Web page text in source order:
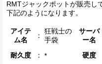
RMTジャックポットが販売し
下記のようになります。
アイテ
ム名
：
狂戦士の
手袋
サーバ
ー名
耐久度
： * 硬度